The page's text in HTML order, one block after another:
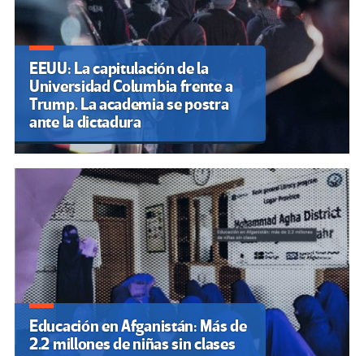
EEUU: La capitulación de la
Universidad Columbia frente a
Trump. La academia se postra
ante la dictadura
Educación en Afganistán: Más de
2.2 millones de niñas sin clases